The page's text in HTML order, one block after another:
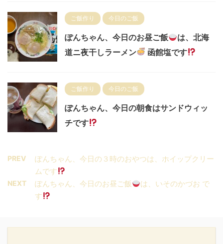
ご飯作り 今日のご飯
ぽんちゃん、今日のお昼ご飯
は、北海
道ニ夜干しラーメン
函館塩です
ご飯作り 今日のご飯
ぽんちゃん、今日の朝食はサンドウィッ
チです
PREV
ぽんちゃん、今日の３時のおやつは、ホイップクリー
ムです
NEXT ぽんちゃん、今日のお昼ご飯
は、いそのかづお で
す